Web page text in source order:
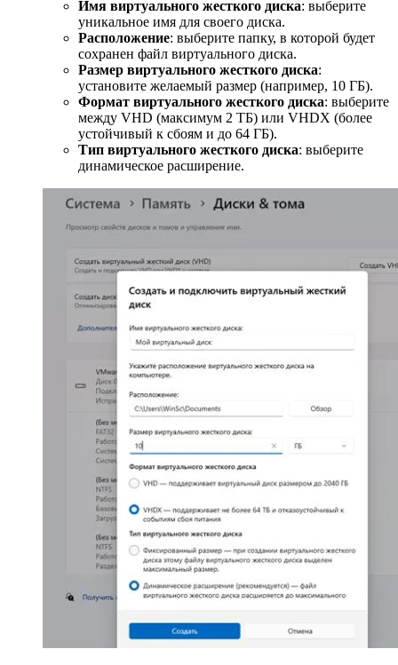
Имя виртуального жесткого диска: выберите
уникальное имя для своего диска.
Расположение: выберите папку, в которой будет
сохранен файл виртуального диска.
Размер виртуального жесткого диска:
установите желаемый размер (например, 10 ГБ).
Формат виртуального жесткого диска: выберите
между VHD (максимум 2 ТБ) или VHDX (более
устойчивый к сбоям и до 64 ГБ).
Тип виртуального жесткого диска: выберите
динамическое расширение.